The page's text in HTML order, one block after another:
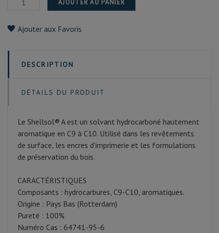
AJOUTER AU PANIER
Ajouter aux Favoris
DESCRIPTION
DÉTAILS DU PRODUIT
Le Shellsol® A est un solvant hydrocarboné hautement
aromatique en C9 à C10. Utilisé dans les revêtements
de surface, les encres d'imprimerie et les formulations
de préservation du bois.
CARACTÉRISTIQUES
Composants : hydrocarbures, C9-C10, aromatiques.
Origine : Pays Bas (Rotterdam)
Pureté : 100%
Numéro Cas : 64741-95-6